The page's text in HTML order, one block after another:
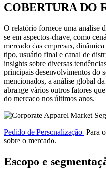
COBERTURA DO
O relatório fornece uma análise
se em aspectos-chave, como
mercado das empresas,
tipo, usuário final e canal de
insights sobre diversas
principais desenvolvimentos do
mencionados, a análise global
abrange vários outros fatores
do mercado nos últimos anos.
Pedido de Personalização Para
sobre o mercado.
Escopo e